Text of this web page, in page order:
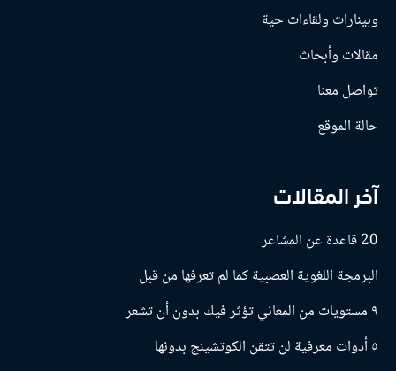
وبينارات ولقاءات حية
مقالات وأبحاث
تواصل معنا
حالة الموقع
آخر المقالات
20 قاعدة عن المشاعر
البرمجة اللغوية العصبية كما لم تعرفها من قبل
٩ مستويات من المعاني تؤثر فيك بدون أن تشعر
٥ أدوات معرفية لن تتقن الكوتشينج بدونها